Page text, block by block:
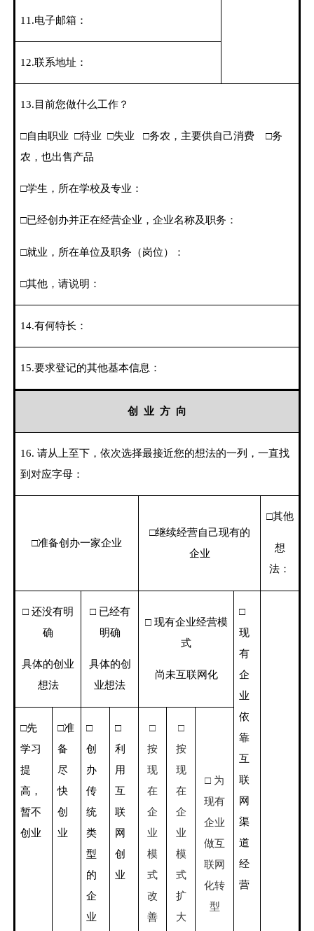
11.电子邮箱：
12.联系地址：
13.目前您做什么工作？
□自由职业 □待业 □失业 □务农，主要供自己消费
□务
农，也出售产品
□学生，所在学校及专业：
□已经创办并正在经营企业，企业名称及职务：
□就业，所在单位及职务（岗位）：
□其他，请说明：
14.有何特长：
15.要求登记的其他基本信息：
创 业 方 向
16.请从上至下，依次选择最接近您的想法的一列，一直找
到对应字母：
□准备创办一家企业
□继续经营自己现有的
企业
□其他
想
法：
□ 还没有明
确
具体的创业
想法
□ 已经有
明确
具体的创
业想法
□ 现有企业经营模
式
尚未互联网化
□
现
有
企
业
依
靠
互
联
网
渠
道
经
营
□先
学习
提
高，
暂不
创业
□准
备
尽
快
创
业
□
创
办
传
统
类
型
的
企
业
□
利
用
互
联
网
创
业
□
按
现
在
企
业
模
式
改
善
□
按
现
在
企
业
模
式
扩
大
□ 为
现有
企业
做互
联网
化转
型